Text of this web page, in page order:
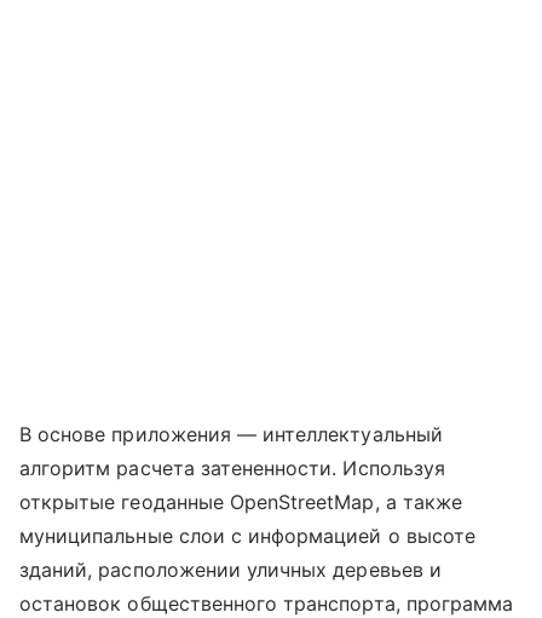
В основе приложения — интеллектуальный
алгоритм расчета затененности. Используя
открытые геоданные OpenStreetMap, а также
муниципальные слои с информацией о высоте
зданий, расположении уличных деревьев и
остановок общественного транспорта, программа